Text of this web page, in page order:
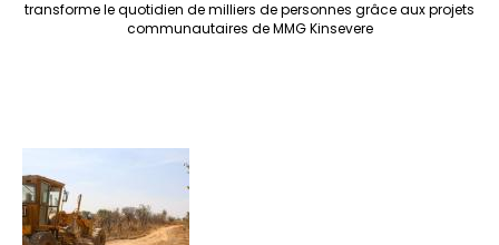
transforme le quotidien de milliers de personnes grâce aux projets
communautaires de MMG Kinsevere